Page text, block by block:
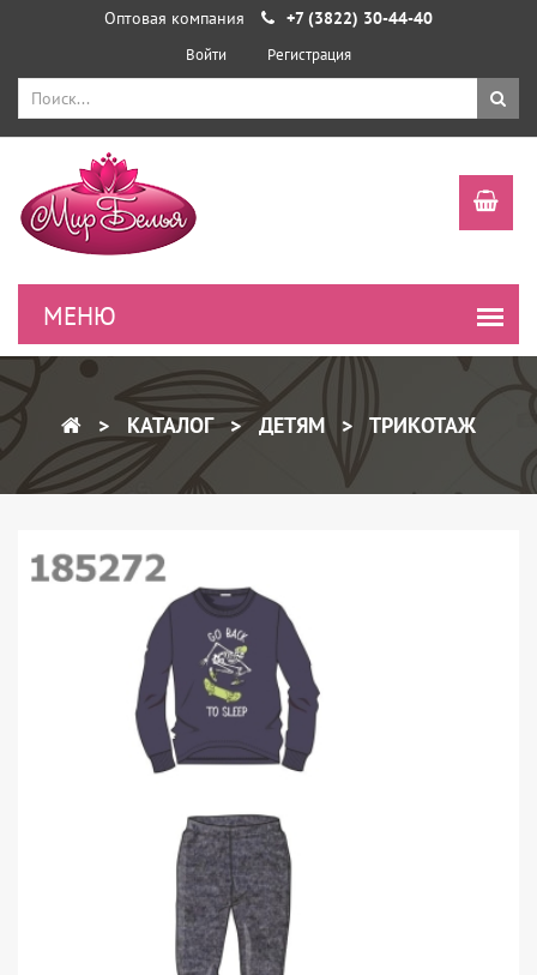
Оптовая компания +7 (3822) 30-44-40
Войти Регистрация
КАТАЛОГ ДЕТЯМ ТРИКОТАЖ